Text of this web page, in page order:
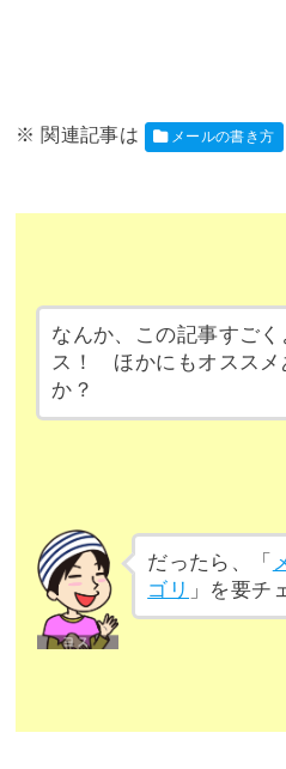
メールの書き方
なんか、この記事すごく
ス！ ほかにもオススメ
か？
だったら、「
ゴリ 」を要チ